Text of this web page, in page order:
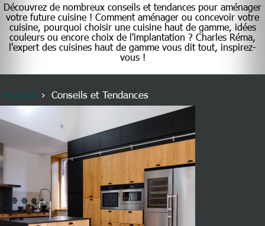
RDV EN
MAGASIN
MENU
Découvrez de nombreux conseils et tendances pour aménager
votre future cuisine ! Comment aménager ou concevoir votre
cuisine, pourquoi choisir une cuisine haut de gamme, idées
couleurs ou encore choix de l'implantation ? Charles Réma,
l'expert des cuisines haut de gamme vous dit tout, inspirez-
vous !
Fil d'Ariane
Accueil Conseils et Tendances